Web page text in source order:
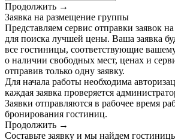
Продолжить →
Заявка на размещение группы
Представляем сервис отправки заявок
для поиска лучшей цены. Ваша заявка
все гостиницы, соответствующие
о наличии свободных мест, ценах и
отправив только одну заявку.
Для начала работы необходима
каждая заявка проверяется
Заявки отправляются в рабочее время
бронирования гостиниц.
Продолжить →
Составьте заявку и мы найдем